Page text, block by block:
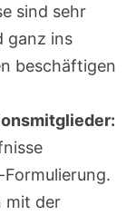
sind sehr
ganz ins
beschäftigen
mit der